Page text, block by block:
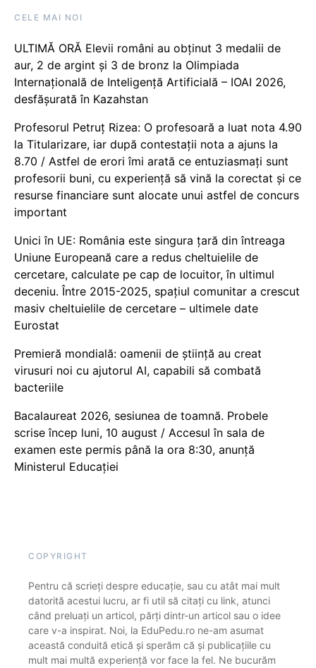
CELE MAI NOI
ULTIMĂ ORĂ Elevii români au obținut 3 medalii de
aur, 2 de argint și 3 de bronz la Olimpiada
Internațională de Inteligență Artificială – IOAI 2026,
desfășurată în Kazahstan
Profesorul Petruț Rizea: O profesoară a luat nota 4.90
la Titularizare, iar după contestații nota a ajuns la
8.70 / Astfel de erori îmi arată ce entuziasmați sunt
profesorii buni, cu experiență să vină la corectat și ce
resurse financiare sunt alocate unui astfel de concurs
important
Unici în UE: România este singura țară din întreaga
Uniune Europeană care a redus cheltuielile de
cercetare, calculate pe cap de locuitor, în ultimul
deceniu. Între 2015-2025, spațiul comunitar a crescut
masiv cheltuielile de cercetare – ultimele date
Eurostat
Premieră mondială: oamenii de știință au creat
virusuri noi cu ajutorul AI, capabili să combată
bacteriile
Bacalaureat 2026, sesiunea de toamnă. Probele
scrise încep luni, 10 august / Accesul în sala de
examen este permis până la ora 8:30, anunță
Ministerul Educației
COPYRIGHT
Pentru că scrieți despre educație, sau cu atât mai mult
datorită acestui lucru, ar fi util să citați cu link, atunci
când preluați un articol, părți dintr-un articol sau o idee
care v-a inspirat. Noi, la EduPedu.ro ne-am asumat
această conduită etică și sperăm că și publicațiile cu
mult mai multă experiență vor face la fel. Ne bucurăm